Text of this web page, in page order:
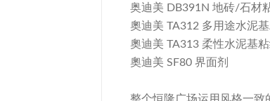
奥迪美 DB391N 地砖/石材
奧迪美 TA312 多用途水泥基
奧迪美 TA313 柔性水泥基粘
奧迪美 SF80 界面剂
整个恒隆广场运用风格一致